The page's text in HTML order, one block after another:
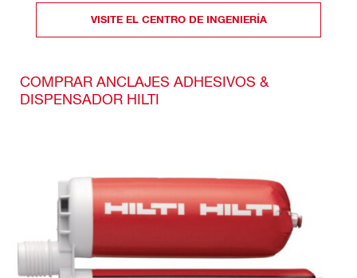
VISITE EL CENTRO DE INGENIERÍA
COMPRAR ANCLAJES ADHESIVOS &
DISPENSADOR HILTI